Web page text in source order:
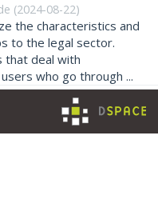
(2024-08-22)
the characteristics and
to the legal sector.
that deal with
who go through ...